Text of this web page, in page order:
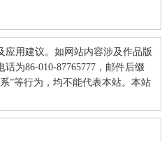
用建议。如网站内容涉及作品版
为86-010-87765777，邮件后缀
”等行为，均不能代表本站。本站